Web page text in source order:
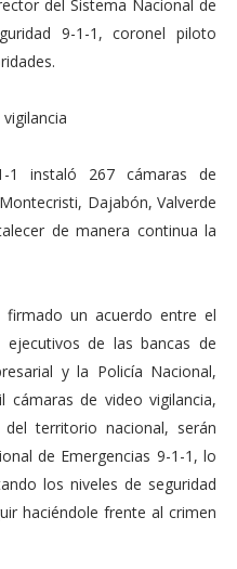
del Sistema Nacional de
9-1-1, coronel piloto
instaló 267 cámaras de
Dajabón, Valverde
de manera continua la
un acuerdo entre el
de las bancas de
y la Policía Nacional,
de video vigilancia,
territorio nacional, serán
de Emergencias 9-1-1, lo
los niveles de seguridad
haciéndole frente al crimen